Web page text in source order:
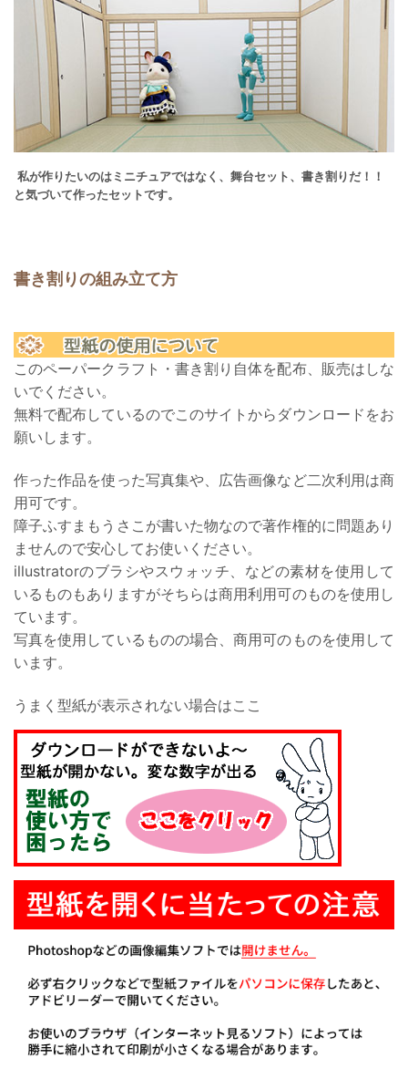
私が作りたいのはミニチュアではなく、舞台セット、書き割りだ！！
と気づいて作ったセットです。
書き割りの組み立て方
このペーパークラフト・書き割り自体を配布、販売はしな
いでください。
無料で配布しているのでこのサイトからダウンロードをお
願いします。
作った作品を使った写真集や、広告画像など二次利用は商
用可です。
障子ふすまもうさこが書いた物なので著作権的に問題あり
ませんので安心してお使いください。
illustratorのブラシやスウォッチ、などの素材を使用して
いるものもありますがそちらは商用利用可のものを使用し
ています。
写真を使用しているものの場合、商用可のものを使用して
います。
うまく型紙が表示されない場合はここ